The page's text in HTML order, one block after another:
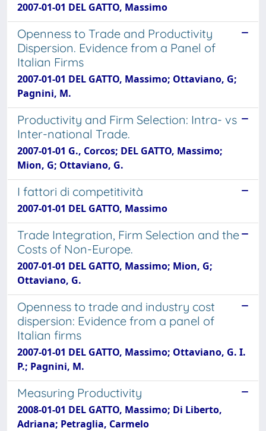
2007-01-01 DEL GATTO, Massimo
Openness to Trade and Productivity
Dispersion. Evidence from a Panel of
Italian Firms
2007-01-01 DEL GATTO, Massimo; Ottaviano, G;
Pagnini, M.
Productivity and Firm Selection: Intra- vs
Inter-national Trade.
2007-01-01 G., Corcos; DEL GATTO, Massimo;
Mion, G; Ottaviano, G.
I fattori di competitività
2007-01-01 DEL GATTO, Massimo
Trade Integration, Firm Selection and the
Costs of Non-Europe.
2007-01-01 DEL GATTO, Massimo; Mion, G;
Ottaviano, G.
Openness to trade and industry cost
dispersion: Evidence from a panel of
Italian firms
2007-01-01 DEL GATTO, Massimo; Ottaviano, G. I.
P.; Pagnini, M.
Measuring Productivity
2008-01-01 DEL GATTO, Massimo; Di Liberto,
Adriana; Petraglia, Carmelo